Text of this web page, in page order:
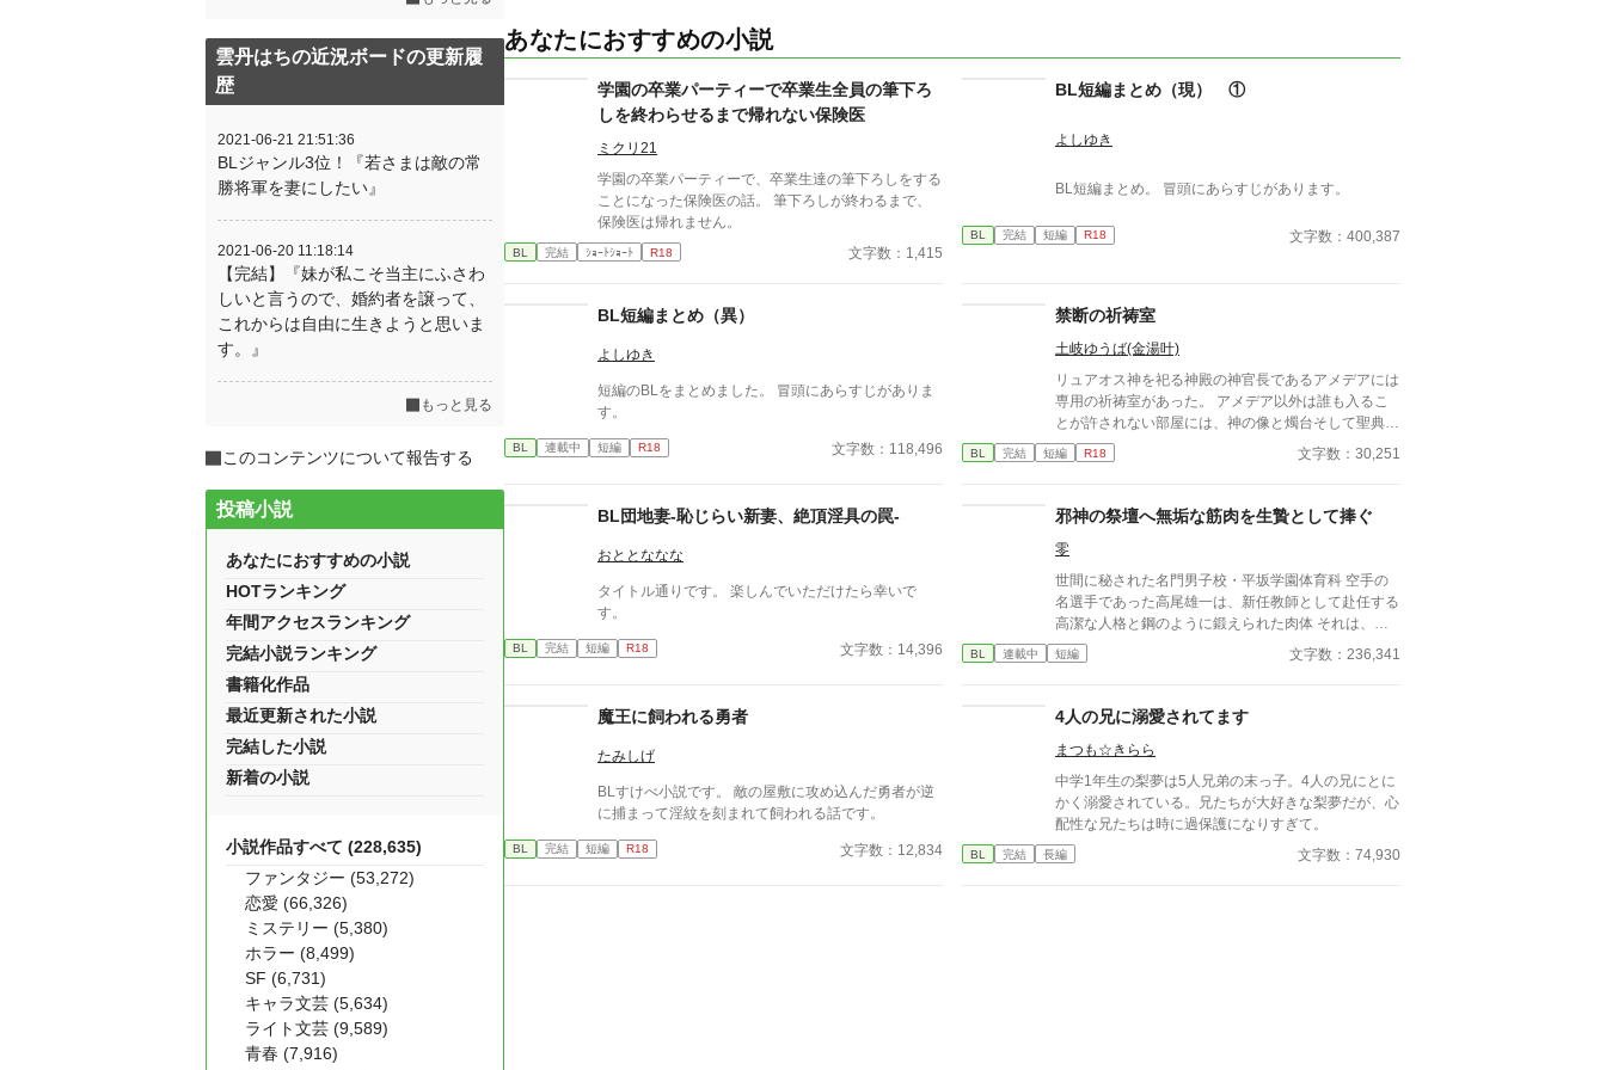
あなたにおすすめの小説
学園の卒業パーティーで卒業生全員の筆下ろ
しを終わらせるまで帰れない保険医
ミクリ21
学園の卒業パーティーで、卒業生達の筆下ろしをする
ことになった保険医の話。 筆下ろしが終わるまで、
保険医は帰れません。
BL 完結 ｼｮｰﾄｼｮｰﾄ R18 文字数：1,415
BL短編まとめ（現） ①
よしゆき
BL短編まとめ。 冒頭にあらすじがあります。
BL 完結 短編 R18 文字数：400,387
BL短編まとめ（異）
よしゆき
短編のBLをまとめました。 冒頭にあらすじがありま
す。
BL 連載中 短編 R18 文字数：118,496
禁断の祈祷室
土岐ゆうば(金湯叶)
リュアオス神を祀る神殿の神官長であるアメデアには
専用の祈祷室があった。 アメデア以外は誰も入るこ
とが許されない部屋には、神の像と燭台そして聖典が
あるだけ。窓もなにもなく、出入口は木の扉一つ。扉
の前には護衛が待機しており、アメデア以外は誰もい
は情交の痕がある。アメデアの聖痕は濃く輝き、その
強力な神聖力によって人々を助ける。 救済のために
神は神官を抱くのか。 それとも愛したがゆえに彼を
抱くのか。 神×神官の許された神秘的な夜の話。 ※小
説家になろう(ムーンライトノベルズ)でも掲載してい
ます。
BL 完結 短編 R18 文字数：30,251
BL団地妻-恥じらい新妻、絶頂淫具の罠-
おととななな
タイトル通りです。 楽しんでいただけたら幸いで
す。
BL 完結 短編 R18 文字数：14,396
邪神の祭壇へ無垢な筋肉を生贄として捧ぐ
零
世間に秘された名門男子校・平坂学園体育科 空手の
名選手であった高尾雄一は、新任教師として赴任する
高潔な人格と鋼のように鍛えられた肉体 それは、学
園にとって最高の生贄の候補に他ならなかった 至高
の筋肉を持つ、精神を削られ意志をなくした青年を太
躍する 意志をなくし筋肉の操り人形と化した“デク”
ァンタジー
BL 連載中 短編 文字数：236,341
魔王に飼われる勇者
たみしげ
BLすけべ小説です。 敵の屋敷に攻め込んだ勇者が逆
に捕まって淫紋を刻まれて飼われる話です。
BL 完結 短編 R18 文字数：12,834
4人の兄に溺愛されてます
まつも☆きらら
中学1年生の梨夢は5人兄弟の末っ子。4人の兄にとに
かく溺愛されている。兄たちが大好きな梨夢だが、心
配性な兄たちは時に過保護になりすぎて。
BL 完結 長編 文字数：74,930
雲丹はちの近況ボードの更新履
歴
2021-06-21 21:51:36
BLジャンル3位！『若さまは敵の常
勝将軍を妻にしたい』
2021-06-20 11:18:14
【完結】『妹が私こそ当主にふさわ
しいと言うので、婚約者を譲って、
これからは自由に生きようと思いま
す。』
もっと見る
このコンテンツについて報告する
投稿小説
あなたにおすすめの小説
HOTランキング
年間アクセスランキング
完結小説ランキング
書籍化作品
最近更新された小説
完結した小説
新着の小説
小説作品すべて (228,635)
ファンタジー (53,272)
恋愛 (66,326)
ミステリー (5,380)
ホラー (8,499)
SF (6,731)
キャラ文芸 (5,634)
ライト文芸 (9,589)
青春 (7,916)